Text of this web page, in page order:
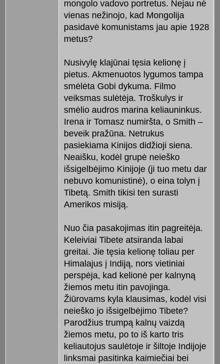
mongolo vadovo portretus. Nejau nė
vienas nežinojo, kad Mongolija
pasidavė komunistams jau apie 1928
metus?
Nusivylę klajūnai tęsia kelionę į
pietus. Akmenuotos lygumos tampa
smėlėta Gobi dykuma. Filmo
veiksmas sulėtėja. Troškulys ir
smėlio audros marina keliauninkus.
Irena ir Tomasz numiršta, o Smith –
beveik pražūna. Netrukus
pasiekiama Kinijos didžioji siena.
Neaišku, kodėl grupė neieško
išsigelbėjimo Kinijoje (ji tuo metu dar
nebuvo komunistinė), o eina tolyn į
Tibetą. Smith tikisi ten surasti
Amerikos misiją.
Nuo čia pasakojimas itin pagreitėja.
Keleiviai Tibete atsiranda labai
greitai. Jie tęsia kelionę toliau per
Himalajus į Indiją, nors vietiniai
perspėja, kad kelionė per kalnyną
žiemos metu itin pavojinga.
Žiūrovams kyla klausimas, kodėl visi
neieško jo išsigelbėjimo Tibete?
Parodžius trumpą kalnų vaizdą
žiemos metu, po to iš karto tris
keliautojus saulėtoje ir šiltoje Indijoje
linksmai pasitinka kaimiečiai bei